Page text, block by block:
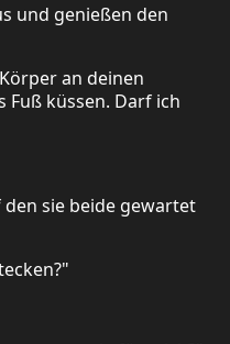
und genießen den
an deinen
Fuß küssen. Darf ich
sie beide gewartet